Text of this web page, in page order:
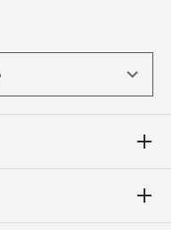
をカバーします。